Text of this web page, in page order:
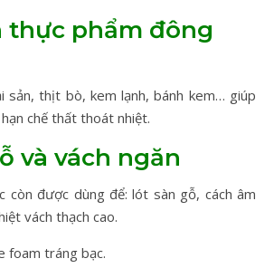
thực phẩm đông
sản, thịt bò, kem lạnh, bánh kem… giúp
chế thất thoát nhiệt.
và vách ngăn
còn được dùng để: lót sàn gỗ, cách âm
vách thạch cao.